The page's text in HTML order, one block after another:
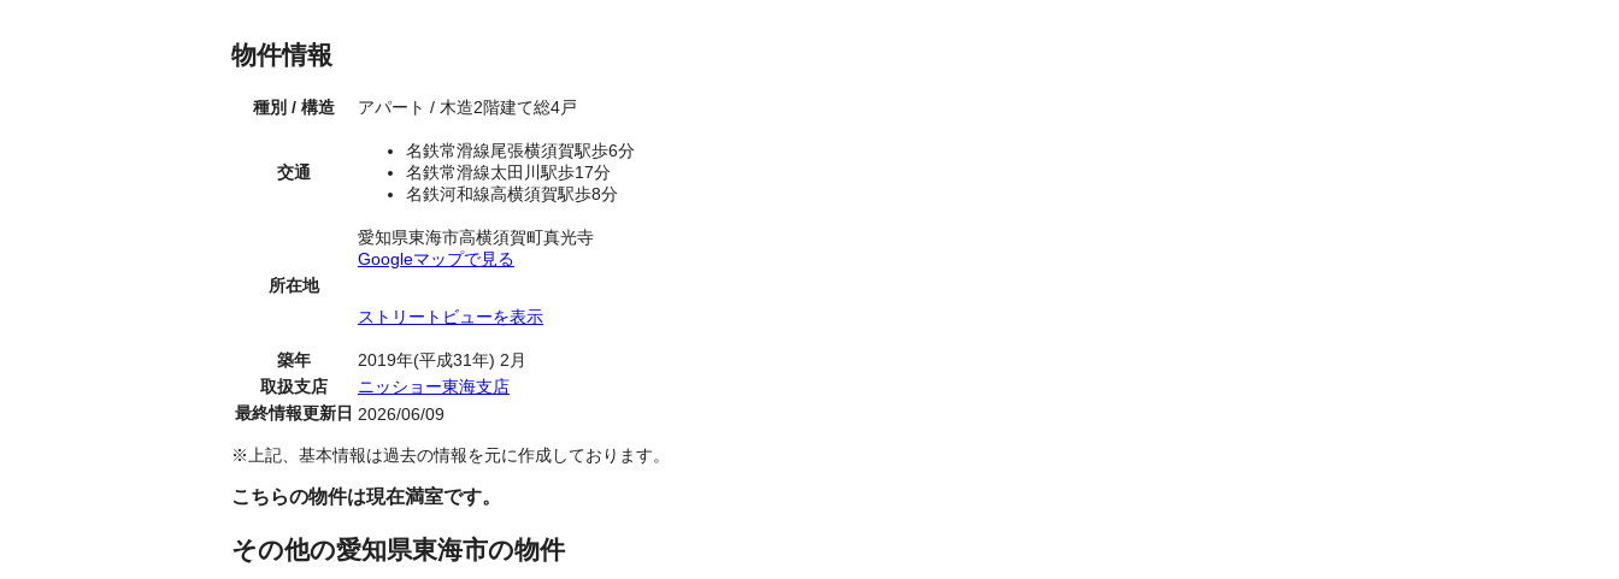
物件情報
種別 / 構造 アパート / 木造2階建て総4戸
交通
名鉄常滑線尾張横須賀駅歩6分
名鉄常滑線太田川駅歩17分
名鉄河和線高横須賀駅歩8分
所在地
愛知県東海市高横須賀町真光寺
Googleマップで見る
ストリートビューを表示
築年
2019年(平成31年) 2月
取扱支店
ニッショー東海支店
最終情報更新日 2026/06/09
※上記、基本情報は過去の情報を元に作成しております。
こちらの物件は現在満室です。
その他の愛知県東海市の物件